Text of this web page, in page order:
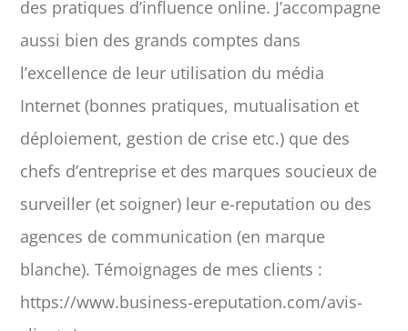
des pratiques d’influence online. J’accompagne
aussi bien des grands comptes dans
l’excellence de leur utilisation du média
Internet (bonnes pratiques, mutualisation et
déploiement, gestion de crise etc.) que des
chefs d’entreprise et des marques soucieux de
surveiller (et soigner) leur e-reputation ou des
agences de communication (en marque
blanche). Témoignages de mes clients :
https://www.business-ereputation.com/avis-